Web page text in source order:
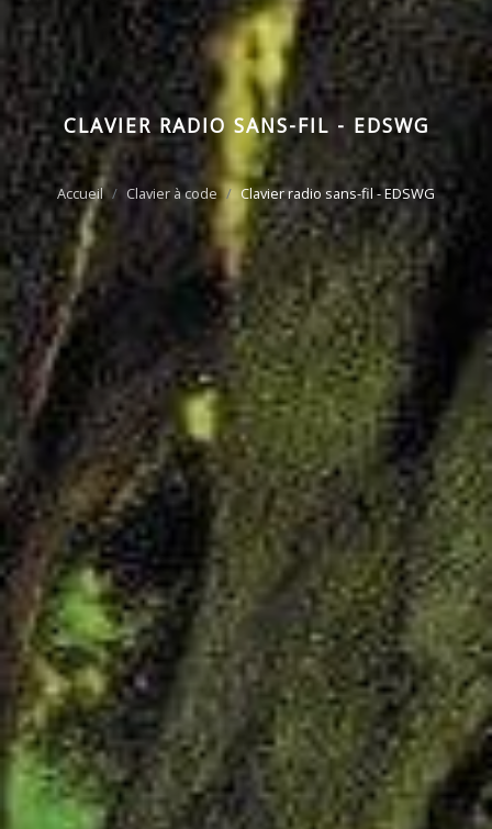
CLAVIER RADIO SANS-FIL - EDSWG
Accueil Clavier à code Clavier radio sans-fil - EDSWG